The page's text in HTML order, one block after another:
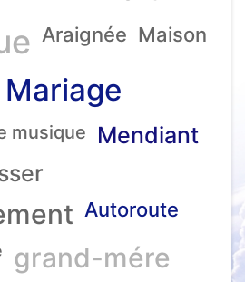
Araignée Maison
Mariage
musique Mendiant
Autoroute
grand-mére